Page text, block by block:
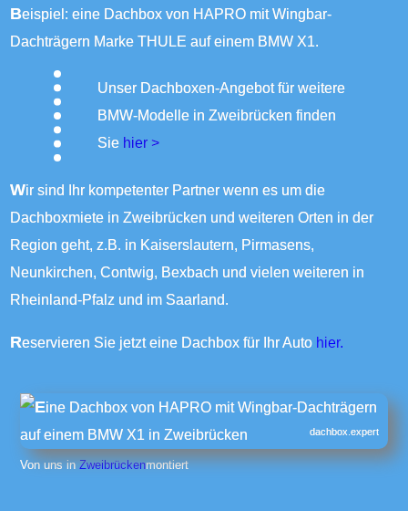
Beispiel: eine Dachbox von HAPRO mit Wingbar-
Dachträgern Marke THULE auf einem BMW X1.
Unser Dachboxen-Angebot für weitere
BMW-Modelle in Zweibrücken finden
Sie hier >
Wir sind Ihr kompetenter Partner wenn es um die
Dachboxmiete in Zweibrücken und weiteren Orten in der
Region geht, z.B. in Kaiserslautern, Pirmasens,
Neunkirchen, Contwig, Bexbach und vielen weiteren in
Rheinland-Pfalz und im Saarland.
Reservieren Sie jetzt eine Dachbox für Ihr Auto hier.
dachbox.expert
Von uns inZweibrückenmontiert